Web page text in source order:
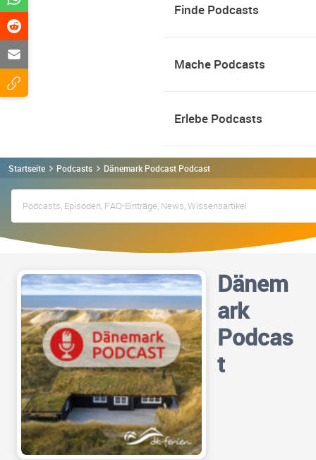
Finde Podcasts
Mache Podcasts
Erlebe Podcasts
Startseite Podcasts Dänemark Podcast Podcast
Dänem
ark
Podcas
t